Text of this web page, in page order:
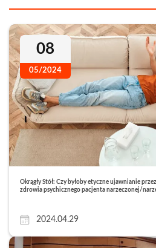
08
05/2024
Okrągły Stół: Czy byłoby etyczne ujawnianie
zdrowia psychicznego pacjenta narzeczonej/
2024.04.29